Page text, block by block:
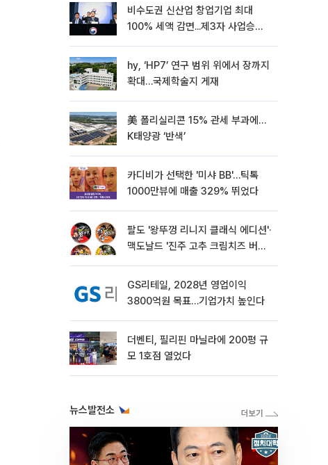
비수도권 신산업 창업기업 최대
100% 세액 감면...제3자 사업승계
hy, ‘HP7’ 연구 범위 위에서 장까지
확대…국제학술지 게재
美 폴리실리콘 15% 관세 부과에…
K태양광 ‘반색’
카디비가 선택한 '미샤 BB'…틱톡
1000만뷰에 매출 329% 뛰었다
팔도 '왕뚜껑 리니지 클래식 에디션'·
맥도날드 '진주 고추 크림치즈 버거'
GS리테일, 2028년 영업이익
3800억원 목표…기업가치 높인다
더벤티, 필리핀 마닐라에 200평 규
모 1호점 열었다
뉴스발전소